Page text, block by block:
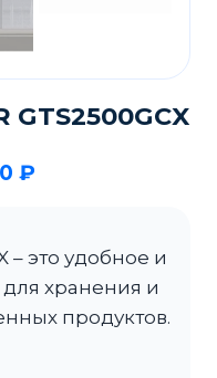
GTS2500GCX
₽
– это удобное и
хранения и
продуктов.